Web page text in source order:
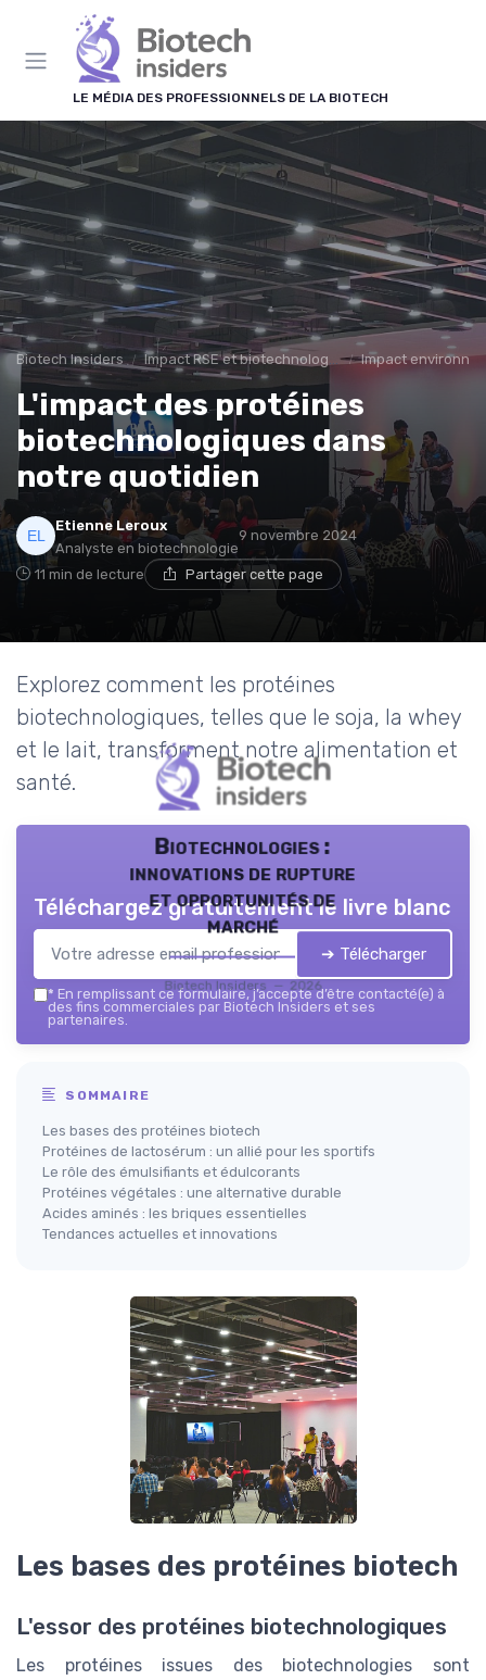
LE MÉDIA DES PROFESSIONNELS DE LA BIOTECH
Biotech Insiders Impact RSE et biotechnologies Impact
L'impact des protéines
biotechnologiques dans
notre quotidien
Etienne Leroux
Analyste en biotechnologie
9 novembre 2024
11 min de lecture Partager cette page
Explorez comment les protéines
biotechnologiques, telles que le soja, la whey
et le lait, transforment notre alimentation et
santé.
Biotechnologies :
innovations de rupture
et opportunités de
marché
Biotech Insiders — 2026
Téléchargez gratuitement le livre blanc
➔ Télécharger
* En remplissant ce formulaire, j’accepte d’être contacté(e) à
des fins commerciales par Biotech Insiders et ses
partenaires.
SOMMAIRE
Les bases des protéines biotech
Protéines de lactosérum : un allié pour les sportifs
Le rôle des émulsifiants et édulcorants
Protéines végétales : une alternative durable
Acides aminés : les briques essentielles
Tendances actuelles et innovations
Les bases des protéines biotech
L'essor des protéines biotechnologiques
Les protéines issues des biotechnologies sont
Panneau de gestion des cookies